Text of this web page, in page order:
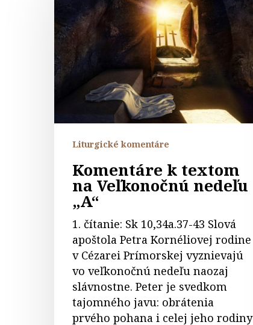
textom
na
Veľkonočnú
nedeľu
„A“
Liturgické komentáre
Komentáre k textom
na Veľkonočnú nedeľu
„A“
1. čítanie: Sk 10,34a.37-43 Slová
apoštola Petra Kornéliovej rodine
v Cézarei Prímorskej vyznievajú
vo veľkonočnú nedeľu naozaj
slávnostne. Peter je svedkom
tajomného javu: obrátenia
prvého pohana i celej jeho rodiny